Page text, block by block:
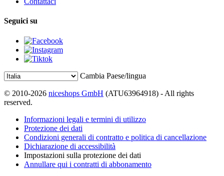
Seguici su
Cambia Paese/lingua
© 2010-2026 niceshops GmbH (ATU63964918) - All rights
reserved.
Informazioni legali e termini di utilizzo
Protezione dei dati
Condizioni generali di contratto e politica di cancellazione
Dichiarazione di accessibilità
Impostazioni sulla protezione dei dati
Annullare qui i contratti di abbonamento